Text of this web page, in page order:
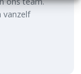
vanzelf